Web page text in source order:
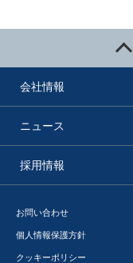
会社情報
ニュース
採用情報
お問い合わせ
個人情報保護方針
クッキーポリシー